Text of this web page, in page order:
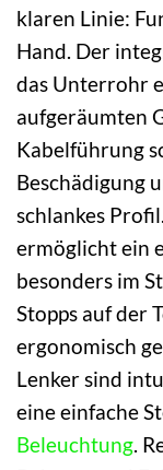
klaren Linie:
Hand. Der
das Unterrohr
aufgeräumten
Kabelführung
Beschädigung
schlankes
ermöglicht ein
besonders im
Stopps auf der
ergonomisch
Lenker sind
eine einfache
Beleuchtung.